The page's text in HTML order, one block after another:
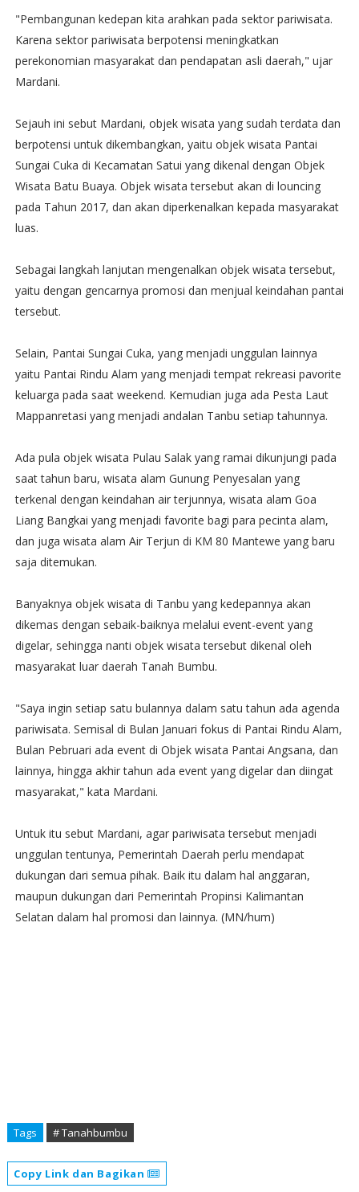
"Pembangunan kedepan kita arahkan pada sektor pariwisata.
Karena sektor pariwisata berpotensi meningkatkan
perekonomian masyarakat dan pendapatan asli daerah," ujar
Mardani.
Sejauh ini sebut Mardani, objek wisata yang sudah terdata dan
berpotensi untuk dikembangkan, yaitu objek wisata Pantai
Sungai Cuka di Kecamatan Satui yang dikenal dengan Objek
Wisata Batu Buaya. Objek wisata tersebut akan di louncing
pada Tahun 2017, dan akan diperkenalkan kepada masyarakat
luas.
Sebagai langkah lanjutan mengenalkan objek wisata tersebut,
yaitu dengan gencarnya promosi dan menjual keindahan pantai
tersebut.
Selain, Pantai Sungai Cuka, yang menjadi unggulan lainnya
yaitu Pantai Rindu Alam yang menjadi tempat rekreasi pavorite
keluarga pada saat weekend. Kemudian juga ada Pesta Laut
Mappanretasi yang menjadi andalan Tanbu setiap tahunnya.
Ada pula objek wisata Pulau Salak yang ramai dikunjungi pada
saat tahun baru, wisata alam Gunung Penyesalan yang
terkenal dengan keindahan air terjunnya, wisata alam Goa
Liang Bangkai yang menjadi favorite bagi para pecinta alam,
dan juga wisata alam Air Terjun di KM 80 Mantewe yang baru
saja ditemukan.
Banyaknya objek wisata di Tanbu yang kedepannya akan
dikemas dengan sebaik-baiknya melalui event-event yang
digelar, sehingga nanti objek wisata tersebut dikenal oleh
masyarakat luar daerah Tanah Bumbu.
"Saya ingin setiap satu bulannya dalam satu tahun ada agenda
pariwisata. Semisal di Bulan Januari fokus di Pantai Rindu Alam,
Bulan Pebruari ada event di Objek wisata Pantai Angsana, dan
lainnya, hingga akhir tahun ada event yang digelar dan diingat
masyarakat," kata Mardani.
Untuk itu sebut Mardani, agar pariwisata tersebut menjadi
unggulan tentunya, Pemerintah Daerah perlu mendapat
dukungan dari semua pihak. Baik itu dalam hal anggaran,
maupun dukungan dari Pemerintah Propinsi Kalimantan
Selatan dalam hal promosi dan lainnya. (MN/hum)
Tags # Tanahbumbu
Copy Link dan Bagikan